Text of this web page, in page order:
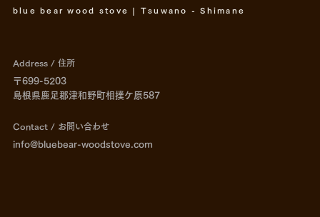
blue bear wood stove | Tsuwano - Shimane
Address / 住所
〒699-5203
島根県鹿足郡津和野町相撲ケ原587
Contact / お問い合わせ
info@bluebear-woodstove.com